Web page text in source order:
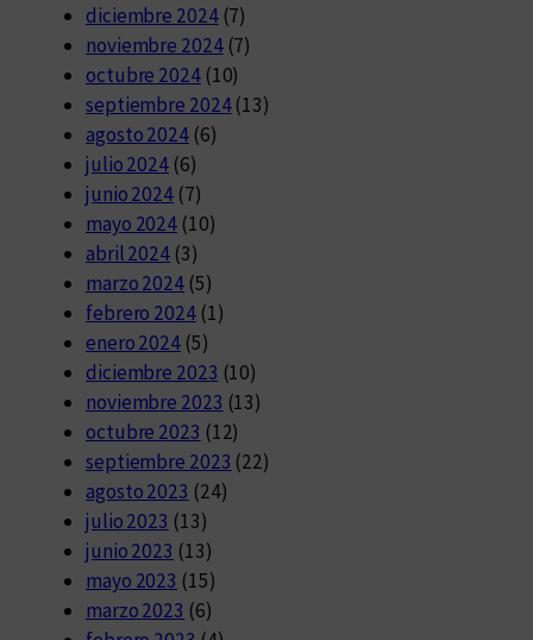
diciembre 2024(7)
noviembre 2024(7)
octubre 2024(10)
septiembre 2024(13)
agosto 2024(6)
julio 2024 (6)
junio 2024 (7)
mayo 2024 (10)
abril 2024 (3)
marzo 2024 (5)
febrero 2024(1)
enero 2024 (5)
diciembre 2023 (10)
noviembre 2023 (13)
octubre 2023 (12)
septiembre 2023 (22)
agosto 2023 (24)
julio 2023 (13)
junio 2023 (13)
mayo 2023 (15)
marzo 2023 (6)